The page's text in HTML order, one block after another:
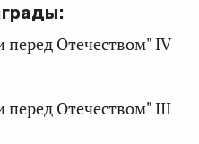
перед Отечеством" IV
перед Отечеством" III